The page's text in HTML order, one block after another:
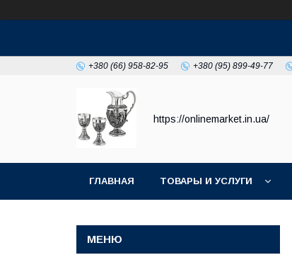
+380 (66) 958-82-95 +380 (95) 899-49-77
https://onlinemarket.in.ua/
ГЛАВНАЯ ТОВАРЫ И УСЛУГИ